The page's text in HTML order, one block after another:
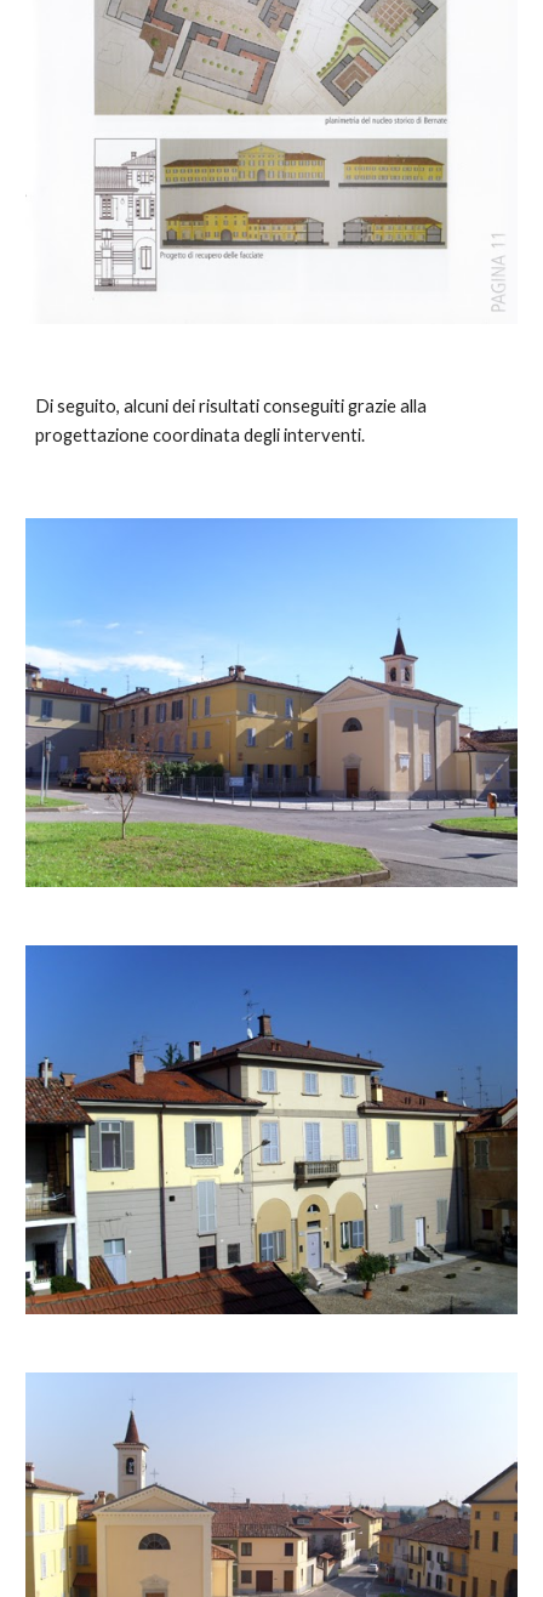
Di seguito, alcuni dei risultati conseguiti grazie alla
progettazione coordinata degli interventi.